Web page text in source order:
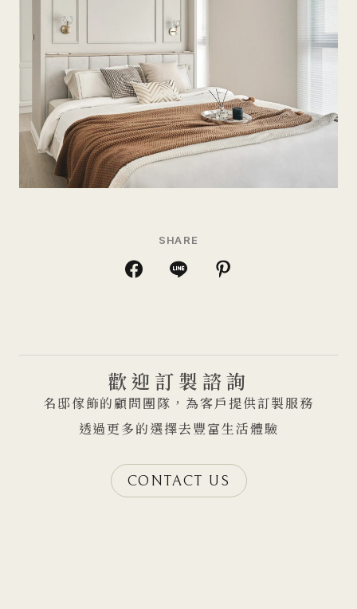
SHARE
歡迎訂製諮詢
名邸傢飾的顧問團隊，為客戶提供訂製服務
透過更多的選擇去豐富生活體驗
CONTACT US